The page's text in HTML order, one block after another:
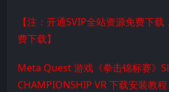
【注：开通SVIP全站资源免费下
费下载】
Meta Quest 游戏《拳击锦标赛》
CHAMPIONSHIP VR 下载安装教程